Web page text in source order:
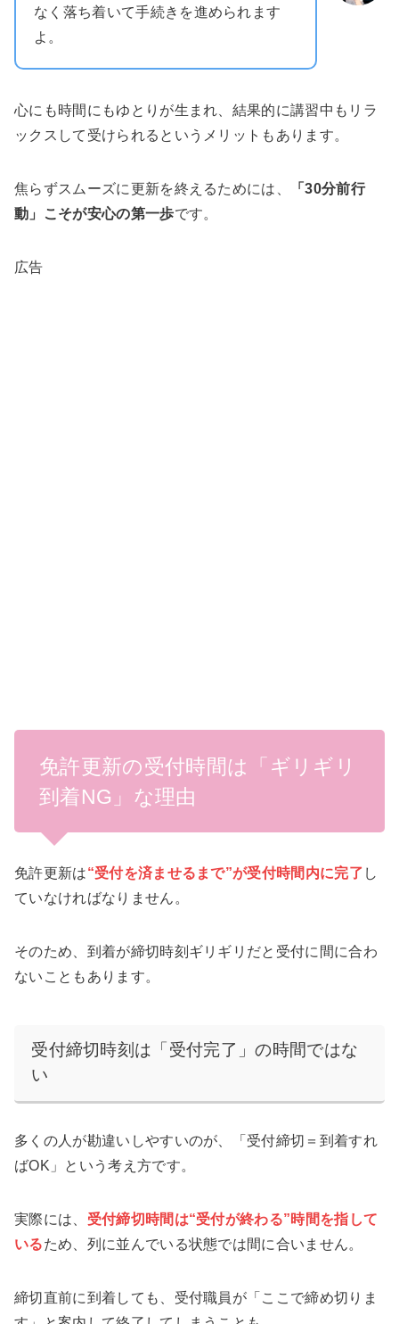
なく落ち着いて手続きを進められます
よ。
心にも時間にもゆとりが生まれ、結果的に講習中もリラ
ックスして受けられるというメリットもあります。
焦らずスムーズに更新を終えるためには、
「30分前行
動」こそが安心の第一歩です。
広告
免許更新の受付時間は「ギリギリ
到着NG」な理由
免許更新は“受付を済ませるまで”が受付時間内に完了 し
ていなければなりません。
そのため、到着が締切時刻ギリギリだと受付に間に合わ
ないこともあります。
受付締切時刻は「受付完了」の時間ではな
い
多くの人が勘違いしやすいのが、「受付締切＝到着すれ
ばOK」という考え方です。
実際には、 受付締切時間は“受付が終わる”時間を指して
いるため、列に並んでいる状態では間に合いません。
締切直前に到着しても、受付職員が「ここで締め切りま